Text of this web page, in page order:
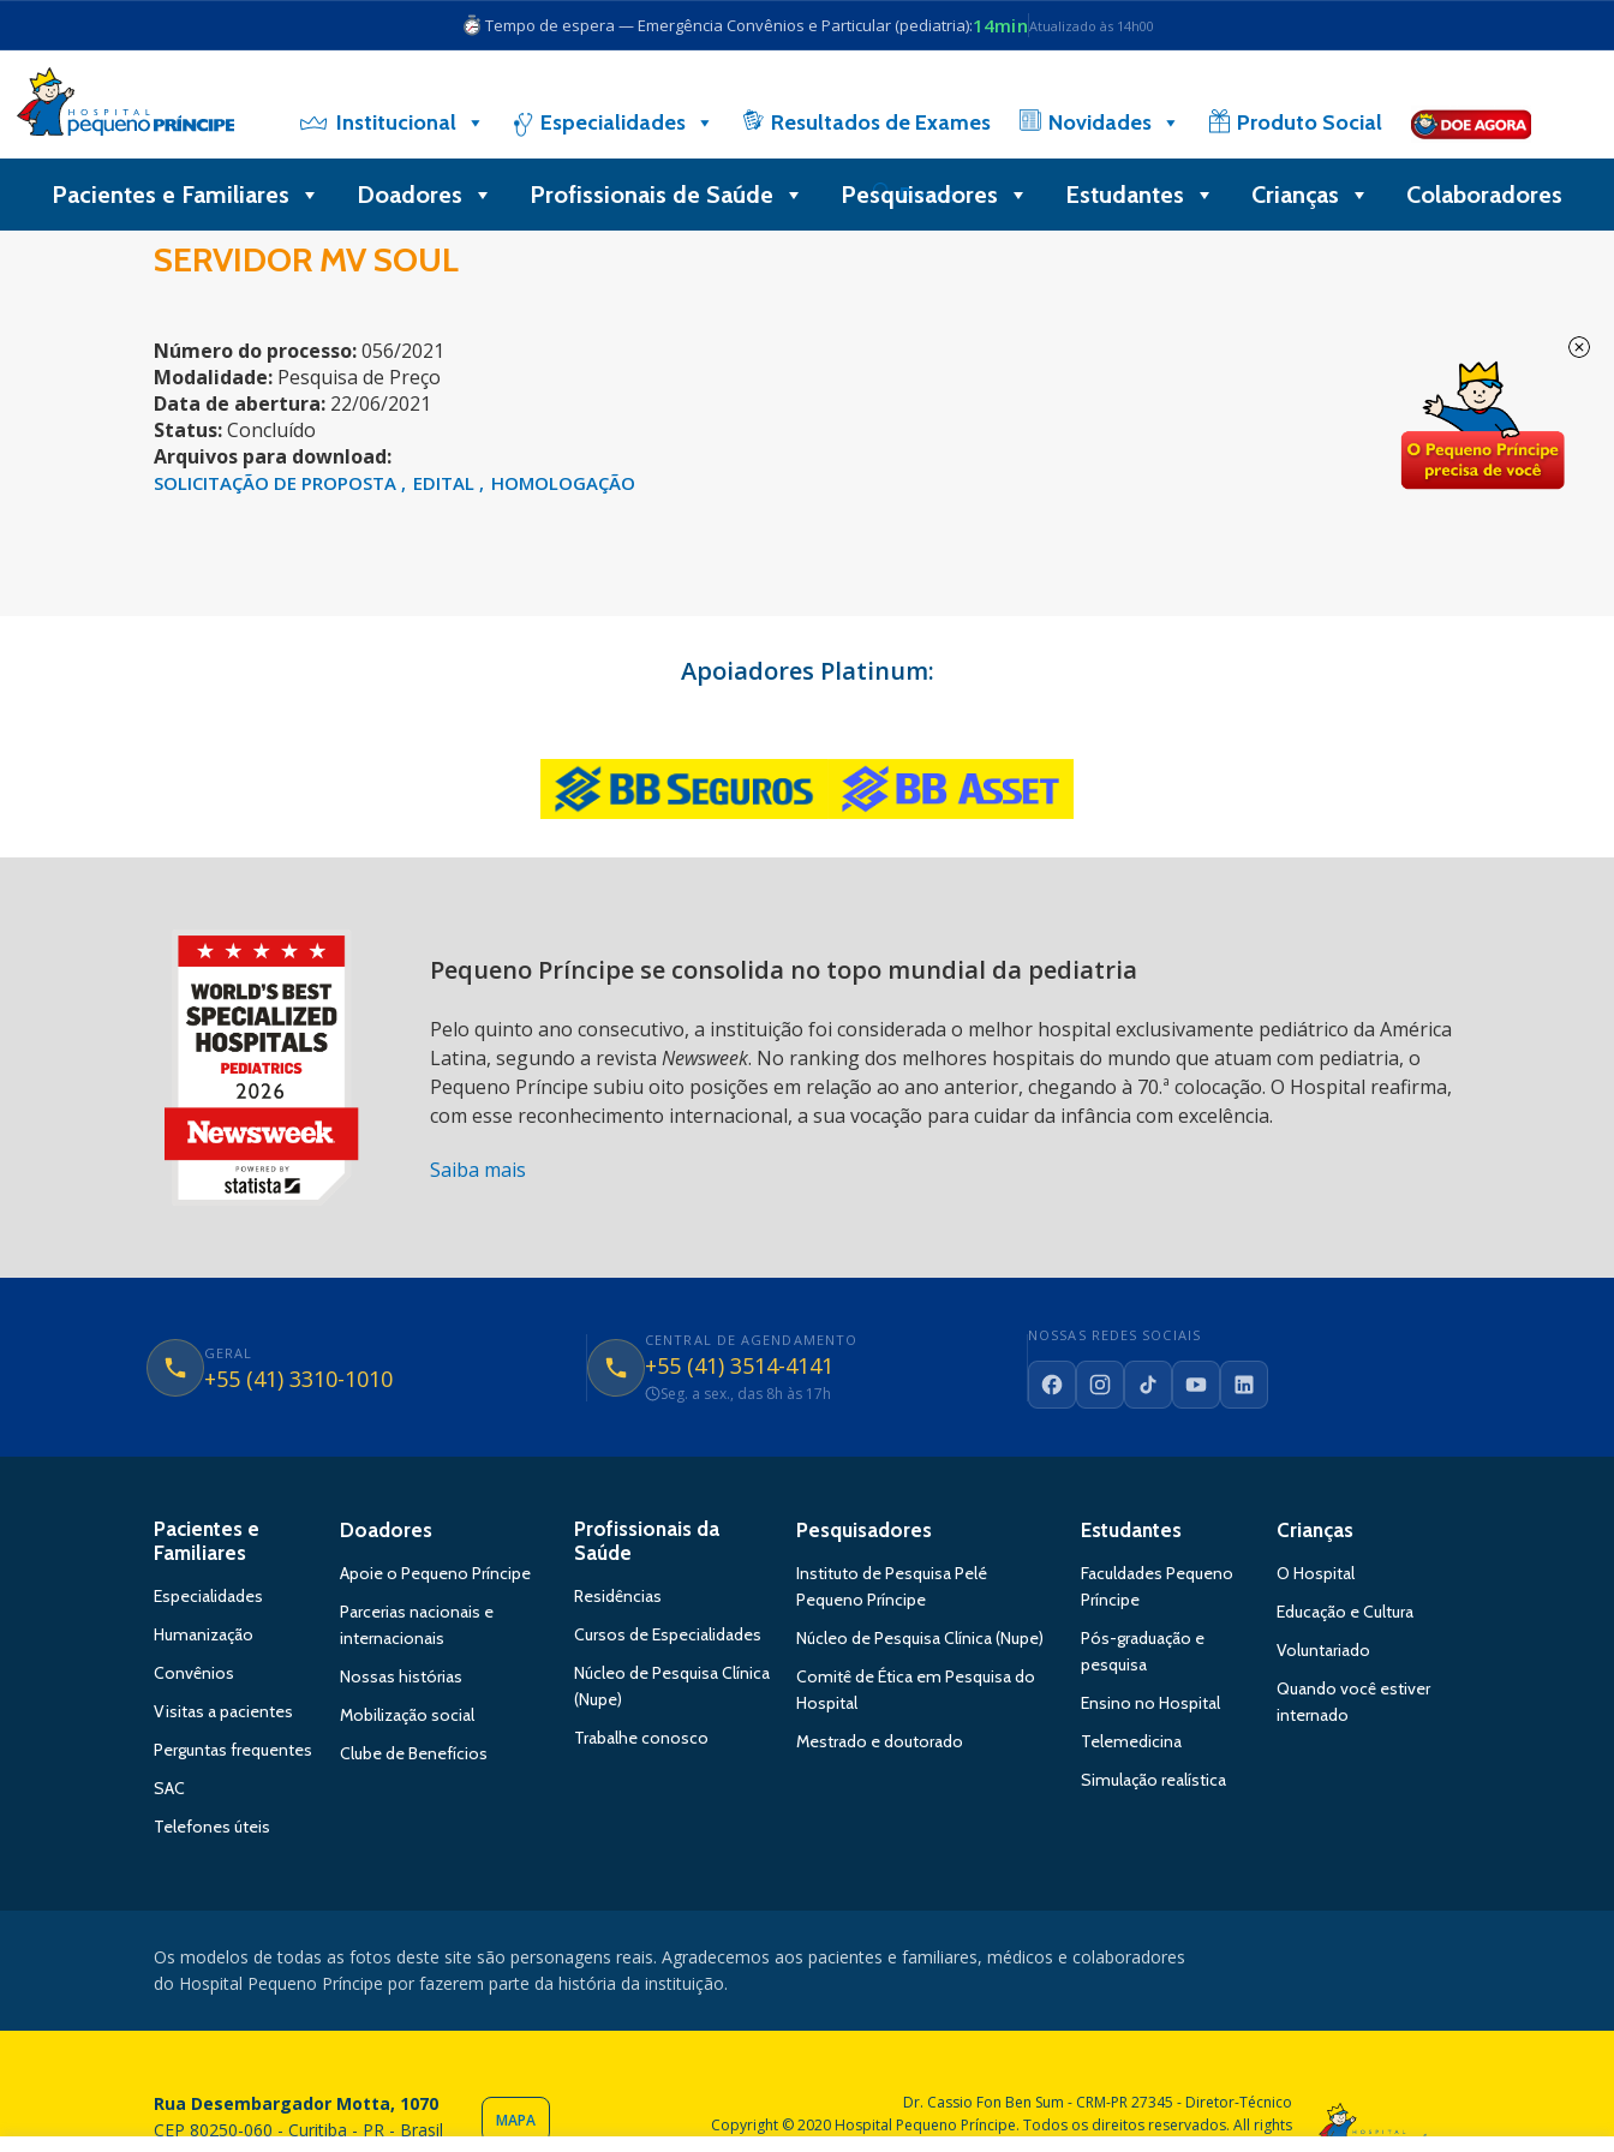
Tempo de espera — Emergência Convênios e Particular (pediatria):14minAtualizado às 14h00
Institucional Especialidades Resultados de Exames Novidades Produto Social
Busca
Pacientes e Familiares Doadores Profissionais de Saúde Pesquisadores Estudantes Crianças Colaboradores
SERVIDOR MV SOUL
Número do processo:056/2021
Modalidade: Pesquisa de Preço
Data de abertura: 22/06/2021
Status:Concluído
Arquivos para download:
SOLICITAÇÃO DE PROPOSTA EDITAL HOMOLOGAÇÃO
Apoiadores Platinum:
Pequeno Príncipe se consolida no topo mundial da pediatria
Pelo quinto ano consecutivo, a instituição foi considerada o melhor hospital exclusivamente pediátrico da América
Latina, segundo a revista Newsweek. No ranking dos melhores hospitais do mundo que atuam com pediatria, o
Pequeno Príncipe subiu oito posições em relação ao ano anterior, chegando à 70.ª colocação. O Hospital reafirma,
com esse reconhecimento internacional, a sua vocação para cuidar da infância com excelência.
Saiba mais
GERAL
+55 (41) 3310-1010
CENTRAL DE AGENDAMENTO
+55 (41) 3514-4141
Seg. a sex., das 8h às 17h
NOSSAS REDES SOCIAIS
FacebookInstagram
TikTokYouTubeLinkedIn
Pacientes e
Familiares
Especialidades
Humanização
Convênios
Visitas a pacientes
Perguntas frequentes
SAC
Telefones úteis
Doadores
Apoie o Pequeno Príncipe
Parcerias nacionais e
internacionais
Nossas histórias
Mobilização social
Clube de Benefícios
Profissionais da
Saúde
Residências
Cursos de Especialidades
Núcleo de Pesquisa Clínica
(Nupe)
Trabalhe conosco
Pesquisadores
Instituto de Pesquisa Pelé
Pequeno Príncipe
Núcleo de Pesquisa Clínica (Nupe)
Comitê de Ética em Pesquisa do
Hospital
Mestrado e doutorado
Estudantes
Faculdades Pequeno
Príncipe
Pós-graduação e
pesquisa
Ensino no Hospital
Telemedicina
Simulação realística
Crianças
O Hospital
Educação e Cultura
Voluntariado
Quando você estiver
internado
Os modelos de todas as fotos deste site são personagens reais. Agradecemos aos pacientes e familiares, médicos e colaboradores
do Hospital Pequeno Príncipe por fazerem parte da história da instituição.
Rua Desembargador Motta, 1070
CEP 80250-060 - Curitiba - PR - Brasil
MAPA
Dr. Cassio Fon Ben Sum - CRM-PR 27345 - Diretor-Técnico
Copyright © 2020 Hospital Pequeno Príncipe. Todos os direitos reservados. All rights